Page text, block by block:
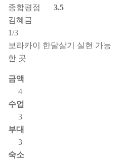
종합평점
3.5
김혜금
1/3
보라카이 한달살기 실현 가능
한 곳
금액
4
수업
3
부대
3
숙소